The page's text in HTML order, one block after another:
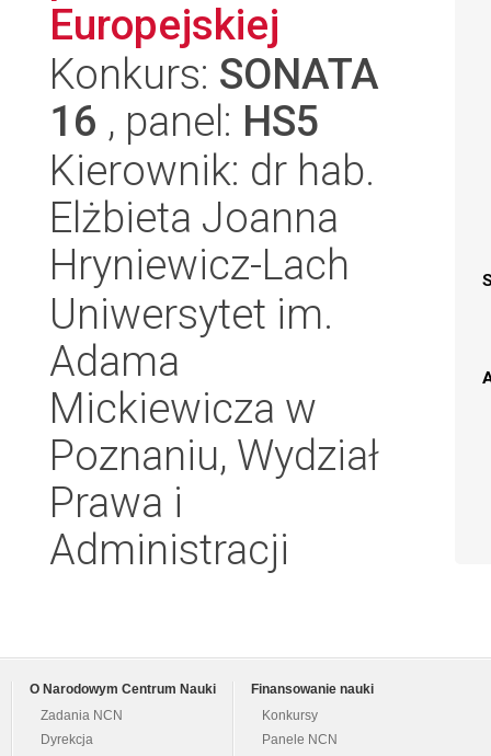
Europejskiej
Konkurs: SONATA
16 , panel: HS5
Kierownik: dr hab.
Elżbieta Joanna
Hryniewicz-Lach
Uniwersytet im.
Adama
Mickiewicza w
Poznaniu, Wydział
Prawa i
Administracji
O Narodowym Centrum Nauki
Zadania NCN
Dyrekcja
Finansowanie nauki
Konkursy
Panele NCN